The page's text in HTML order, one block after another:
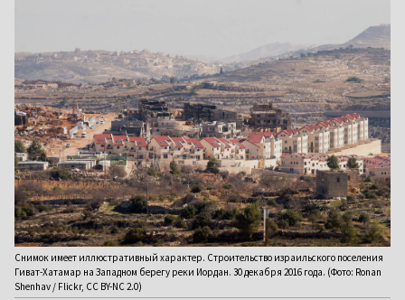
Снимок имеет иллюстративный характер. Строительство израильского поселения
Гиват-Хатамар на Западном берегу реки Иордан. 30 декабря 2016 года. (Фото: Ronan
Shenhav / Flickr, CC BY-NC 2.0)